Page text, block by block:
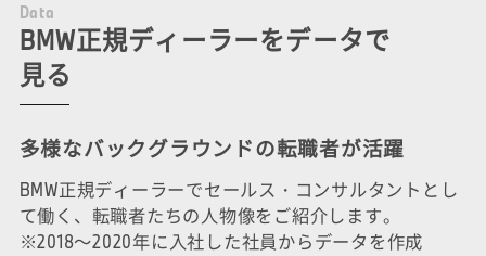
Data
BMW正規ディーラーをデータで
見る
多様なバックグラウンドの転職者が活躍
BMW正規ディーラーでセールス・コンサルタントとし
て働く、転職者たちの人物像をご紹介します。
※2018～2020年に入社した社員からデータを作成